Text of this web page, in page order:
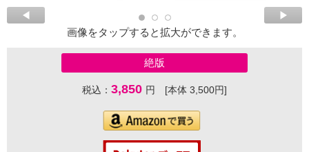
画像をタップすると拡大ができます。
絶版
税込： 3,850 円 [本体 3,500円]